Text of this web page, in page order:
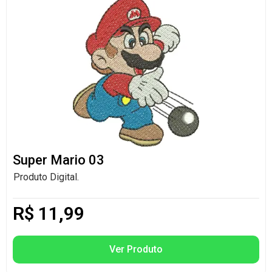
Super Mario 03
Produto Digital.
R$ 11,99
Ver Produto